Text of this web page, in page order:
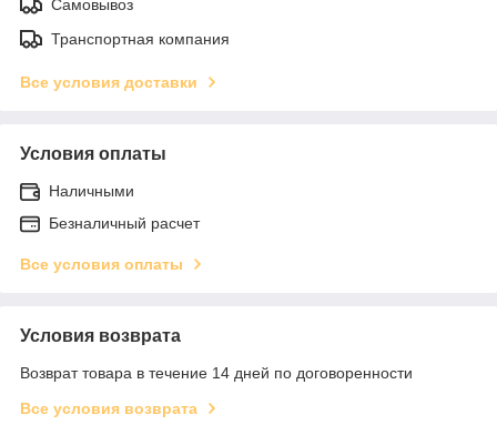
Самовывоз
Транспортная компания
Все условия доставки
Условия оплаты
Наличными
Безналичный расчет
Все условия оплаты
Условия возврата
Возврат товара в течение 14 дней по договоренности
Все условия возврата